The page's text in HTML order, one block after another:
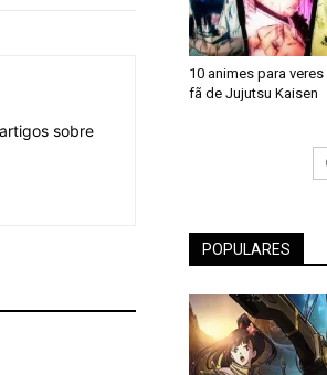
sobre
10 animes para
fã de Jujutsu Kaisen
POPULARES